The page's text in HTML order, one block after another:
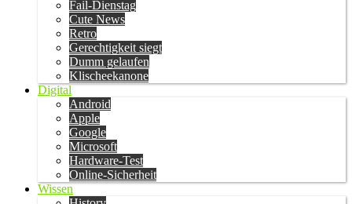
Fail-Dienstag
Cute News
Retro
Gerechtigkeit siegt
Dumm gelaufen
Klischeekanone
Digital
Android
Apple
Google
Microsoft
Hardware-Test
Online-Sicherheit
Wissen